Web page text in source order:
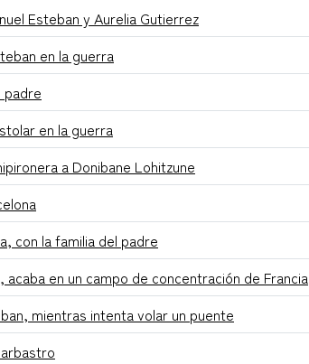
Esteban y Aurelia Gutierrez
en la guerra
padre
en la guerra
a Donibane Lohitzune
con la familia del padre
en un campo de concentración de Francia
mientras intenta volar un puente